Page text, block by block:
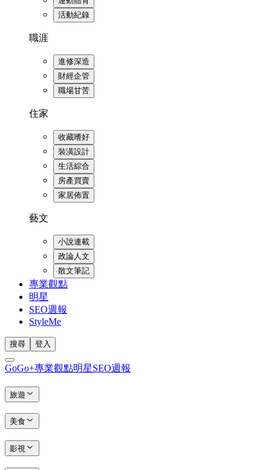
活動紀錄
職涯
進修深造
財經企管
職場甘苦
住家
收藏嗜好
裝潢設計
生活綜合
房產買賣
家居佈置
藝文
小說連載
政論人文
散文筆記
專業觀點
明星
SEO週報
StyleMe
搜尋 登入
GoGo+專業觀點明星SEO週報
旅遊
美食
影視